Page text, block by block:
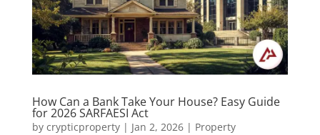
How Can a Bank Take Your House? Easy Guide
for 2026 SARFAESI Act
by crypticproperty| Jan 2, 2026| Property